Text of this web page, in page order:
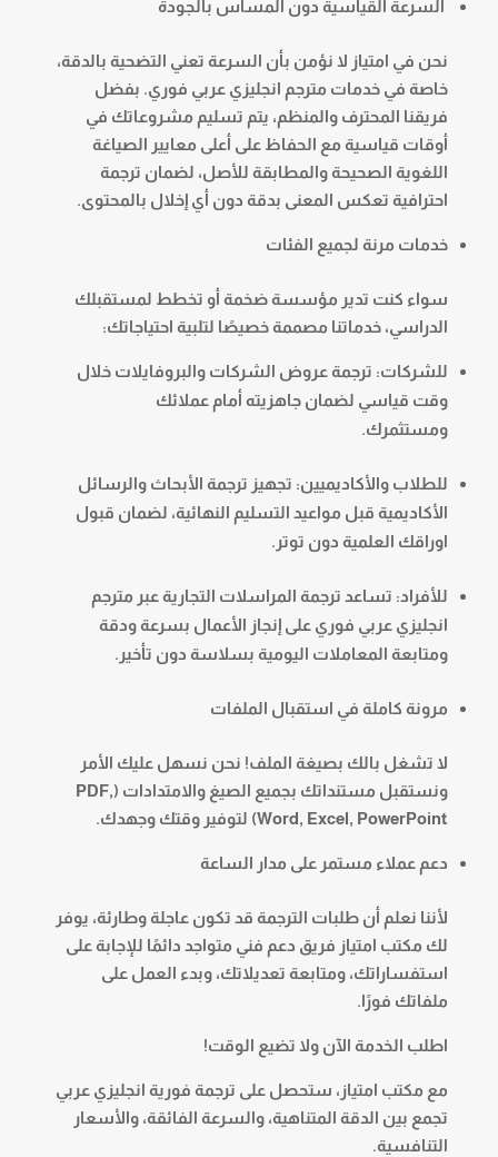
السرعة القياسية دون المساس بالجودة
نحن في امتياز لا نؤمن بأن السرعة تعني التضحية بالدقة،
خاصة في خدمات مترجم انجليزي عربي فوري. بفضل
فريقنا المحترف والمنظم، يتم تسليم مشروعاتك في
أوقات قياسية مع الحفاظ على أعلى معايير الصياغة
اللغوية الصحيحة والمطابقة للأصل، لضمان ترجمة
احترافية تعكس المعنى بدقة دون أي إخلال بالمحتوى.
خدمات مرنة لجميع الفئات
سواء كنت تدير مؤسسة ضخمة أو تخطط لمستقبلك
الدراسي، خدماتنا مصممة خصيصًا لتلبية احتياجاتك:
للشركات: ترجمة عروض الشركات والبروفايلات خلال
وقت قياسي لضمان جاهزيته أمام عملائك
ومستثمرك.
للطلاب والأكاديميين: تجهيز ترجمة الأبحاث والرسائل
الأكاديمية قبل مواعيد التسليم النهائية، لضمان قبول
اوراقك العلمية دون توتر.
للأفراد: تساعد ترجمة المراسلات التجارية عبر مترجم
انجليزي عربي فوري على إنجاز الأعمال بسرعة ودقة
ومتابعة المعاملات اليومية بسلاسة دون تأخير.
مرونة كاملة في استقبال الملفات
لا تشغل بالك بصيغة الملف! نحن نسهل عليك الأمر
ونستقبل مستنداتك بجميع الصيغ والامتدادات (PDF,
Word, Excel, PowerPoint) لتوفير وقتك وجهدك.
دعم عملاء مستمر على مدار الساعة
لأننا نعلم أن طلبات الترجمة قد تكون عاجلة وطارئة، يوفر
لك مكتب امتياز فريق دعم فني متواجد دائمًا للإجابة على
استفساراتك، ومتابعة تعديلاتك، وبدء العمل على
ملفاتك فورًا.
اطلب الخدمة الآن ولا تضيع الوقت!
مع مكتب امتياز، ستحصل على ترجمة فورية انجليزي عربي
تجمع بين الدقة المتناهية، والسرعة الفائقة، والأسعار
التنافسية.